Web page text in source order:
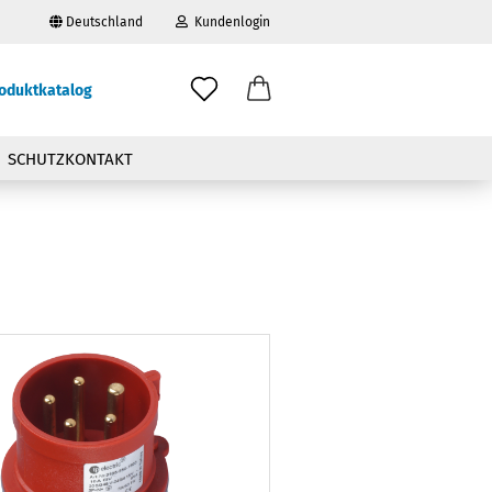
Deutschland Kundenlogin
vergessen?
SCHUTZKONTAKT